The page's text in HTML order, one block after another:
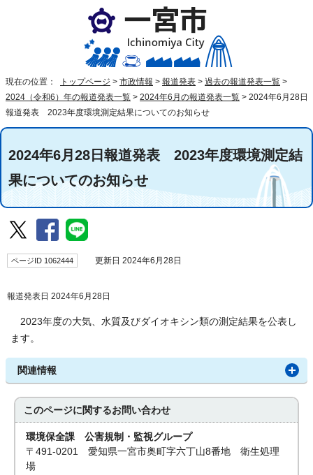
現在の位置： トップページ > 市政情報 > 報道発表 > 過去の報道発表一覧 >
2024（令和6）年の報道発表一覧 > 2024年6月の報道発表一覧 > 2024年6月28日
報道発表 2023年度環境測定結果についてのお知らせ
2024年6月28日報道発表 2023年度環境測定結
果についてのお知らせ
ページID 1062444 更新日 2024年6月28日
報道発表日 2024年6月28日
2023年度の大気、水質及びダイオキシン類の測定結果を公表し
ます。
関連情報
このページに関するお問い合わせ
環境保全課 公害規制・監視グループ
〒491-0201 愛知県一宮市奥町字六丁山8番地 衛生処理
場